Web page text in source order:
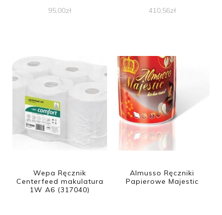
95,00zł
410,56zł
Wepa Ręcznik
Centerfeed makulatura
1W A6 (317040)
Almusso Ręczniki
Papierowe Majestic